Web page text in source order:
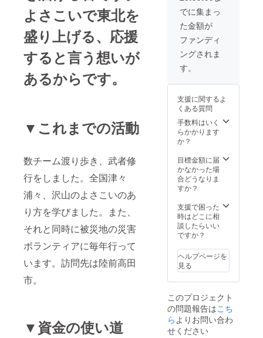
よさこいで東北を
盛り上げる、応援
すると言う想いが
あるからです。
▼これまでの活動
数チーム渡り歩き、武者修
行をしました。全国津々
浦々、沢山のよさこいのあ
り方を学びました。また、
それと同時に被災地の災害
ボランティアに毎年行って
います。訪問先は陸前高田
市。
▼資金の使い道
でに集まっ
た金額が
ファンディ
ングされま
す。
支援に関するよ
くある質問
手数料はいく
らかかります
か？
目標金額に届
かなかった場
合どうなりま
すか？
支援で困った
時はどこに相
談したらいい
ですか？
ヘルプページを
見る
このプロジェクト
の問題報告はこち
ら よりお問い合わ
せください